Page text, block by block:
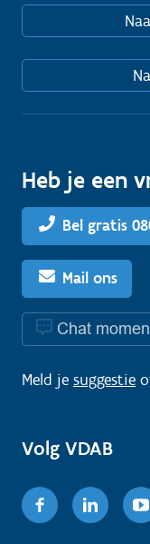
Heb je een
Bel gratis
Mail ons
Chat
Meld je suggestie
Volg VDAB
Facebook